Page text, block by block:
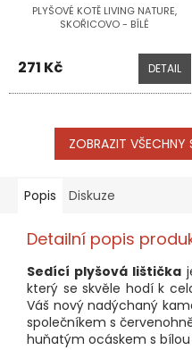
PLYŠOVÉ KOTĚ LIVING NATURE,
SKOŘICOVO - BÍLÉ
271 Kč DETAIL
ZOBRAZIT
Popis Diskuze
Detailní popis
Sedící plyšová lištička
který se skvěle hodí k
Váš nový nadýchaný
společníkem s
huňatým ocáskem s bílou